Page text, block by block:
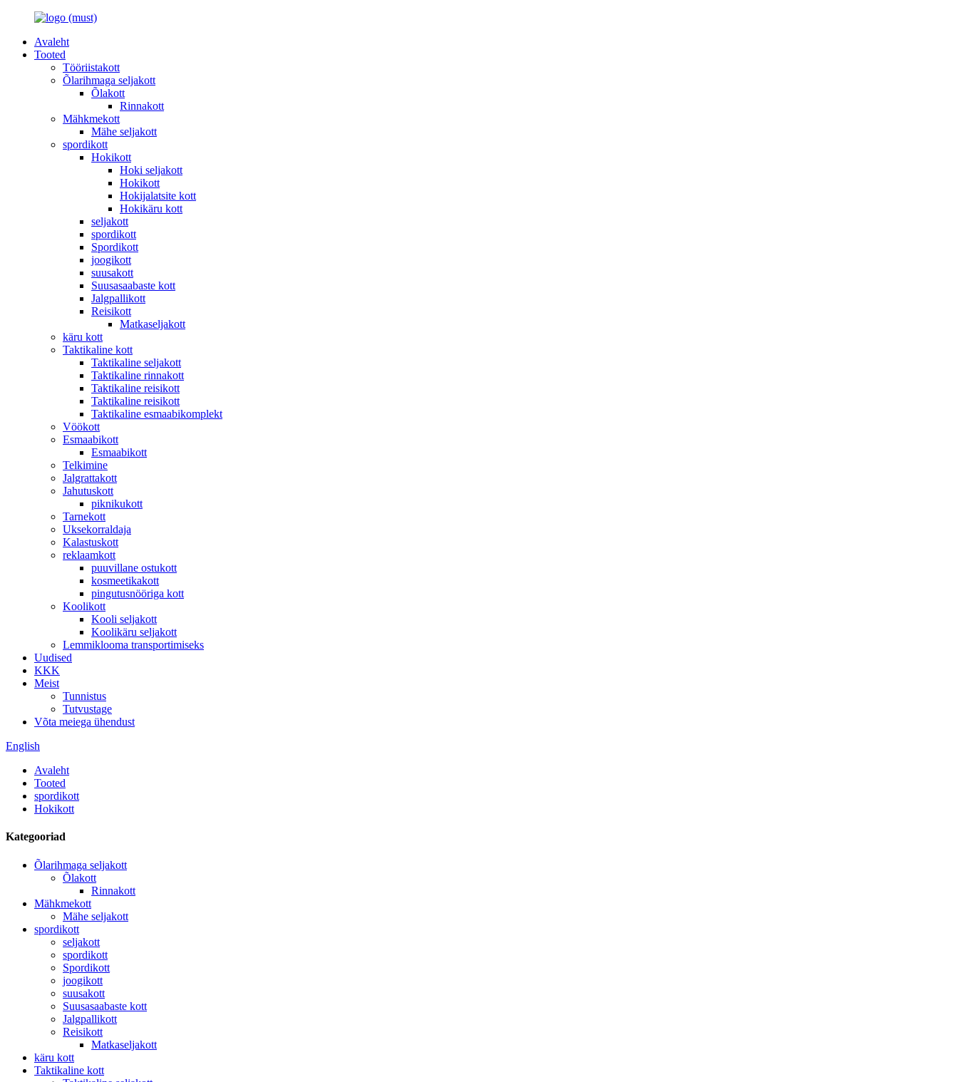
Avaleht
Tooted
Tööriistakott
Õlarihmaga seljakott
Õlakott
Rinnakott
Mähkmekott
Mähe seljakott
spordikott
Hokikott
Hoki seljakott
Hokikott
Hokijalatsite kott
Hokikäru kott
seljakott
spordikott
Spordikott
joogikott
suusakott
Suusasaabaste kott
Jalgpallikott
Reisikott
Matkaseljakott
käru kott
Taktikaline kott
Taktikaline seljakott
Taktikaline rinnakott
Taktikaline reisikott
Taktikaline reisikott
Taktikaline esmaabikomplekt
Vöökott
Esmaabikott
Esmaabikott
Telkimine
Jalgrattakott
Jahutuskott
piknikukott
Tarnekott
Uksekorraldaja
Kalastuskott
reklaamkott
puuvillane ostukott
kosmeetikakott
pingutusnööriga kott
Koolikott
Kooli seljakott
Koolikäru seljakott
Lemmiklooma transportimiseks
Uudised
KKK
Meist
Tunnistus
Tutvustage
Võta meiega ühendust
English
Avaleht
Tooted
spordikott
Hokikott
Kategooriad
Õlarihmaga seljakott
Õlakott
Rinnakott
Mähkmekott
Mähe seljakott
spordikott
seljakott
spordikott
Spordikott
joogikott
suusakott
Suusasaabaste kott
Jalgpallikott
Reisikott
Matkaseljakott
käru kott
Taktikaline kott